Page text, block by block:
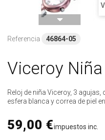
Referencia 46864-05
Viceroy
Reloj de niña Viceroy, 3 agujas,
esfera blanca y correa de piel
59,00 €impuestos inc.